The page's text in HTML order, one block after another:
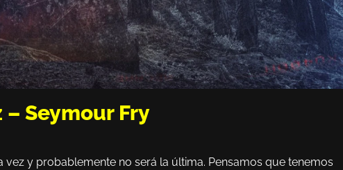
– Seymour Fry
y probablemente no será la última. Pensamos que tenemos